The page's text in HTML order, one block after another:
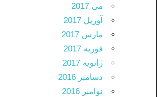
می 2017
آوریل 2017
مارس 2017
فوریه 2017
ژانویه 2017
دسامبر 2016
نوامبر 2016